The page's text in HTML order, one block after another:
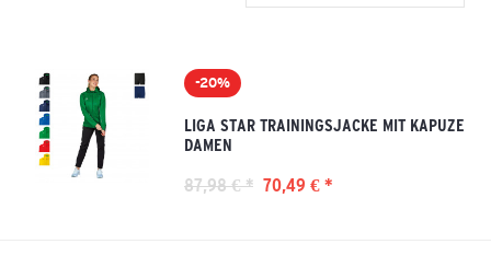
-20%
LIGA STAR TRAININGSJACKE MIT KAPUZE
DAMEN
87,98 € * 70,49 € *